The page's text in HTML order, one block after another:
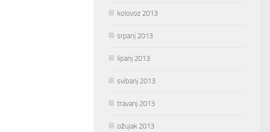
kolovoz 2013
srpanj 2013
lipanj 2013
svibanj 2013
travanj 2013
ožujak 2013